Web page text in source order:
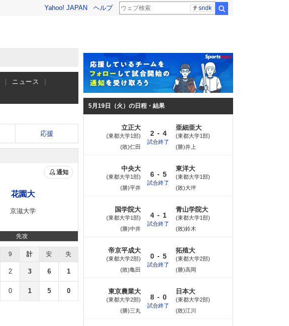
Yahoo! JAPAN ヘルプ sndk
ニュース
応援
通知
花園大
京滋大学
先攻
9 計 安 失
2 3 6 1
0 1 5 0
5月19日（火）の日程・結果
立正大
東都大学1部
(敗)仁田
2 - 4
試合終了
亜細亜大
東都大学1部
(勝)井上
中央大
東都大学1部
(勝)平井
6 - 5
試合終了
東洋大
東都大学1部
(敗)大坪
国学院大
東都大学1部
(勝)中井
4 - 1
試合終了
青山学院大
東都大学1部
(敗)鈴木
帝京平成大
東都大学2部
(敗)亀田
0 - 5
試合終了
拓殖大
東都大学2部
(勝)高岡
東京農業大
東都大学2部
(勝)三丸
8 - 0
試合終了
日本大
東都大学2部
(敗)江川